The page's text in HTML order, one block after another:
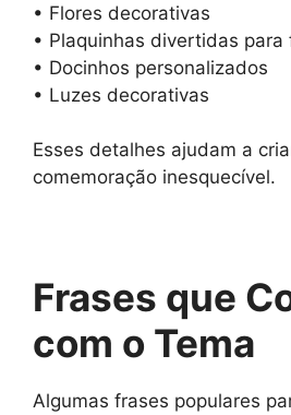
• Flores decorativas
• Plaquinhas divertidas para
• Docinhos personalizados
• Luzes decorativas
Esses detalhes ajudam a
comemoração inesquecível.
Frases que
com o Tema
Algumas frases populares